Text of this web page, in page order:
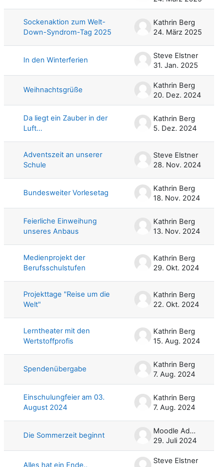
Sockenaktion zum Welt-
Down-Syndrom-Tag 2025
Kathrin Berg
24. März 2025
In den Winterferien
Steve Elstner
31. Jan. 2025
Weihnachtsgrüße
Kathrin Berg
20. Dez. 2024
Da liegt ein Zauber in der
Luft...
Kathrin Berg
5. Dez. 2024
Adventszeit an unserer
Schule
Steve Elstner
28. Nov. 2024
Bundesweiter Vorlesetag
Kathrin Berg
18. Nov. 2024
Feierliche Einweihung
unseres Anbaus
Kathrin Berg
13. Nov. 2024
Medienprojekt der
Berufsschulstufen
Kathrin Berg
29. Okt. 2024
Projekttage "Reise um die
Welt"
Kathrin Berg
22. Okt. 2024
Lerntheater mit den
Wertstoffprofis
Kathrin Berg
15. Aug. 2024
Spendenübergabe
Kathrin Berg
7. Aug. 2024
Einschulungfeier am 03.
August 2024
Kathrin Berg
7. Aug. 2024
Die Sommerzeit beginnt
Moodle Admin
29. Juli 2024
Alles hat ein Ende..
Steve Elstner